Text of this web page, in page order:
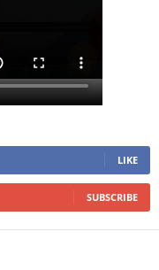
LIKE
SUBSCRIBE